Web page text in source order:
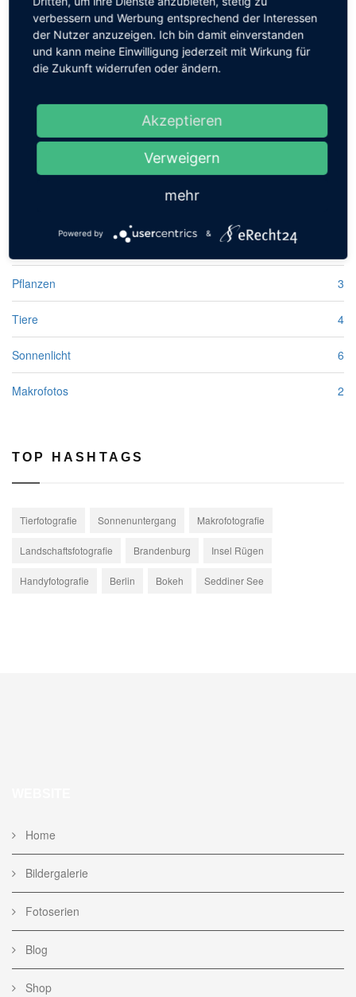
FOTOS AUS DER NATUR
Pflanzen 3
Tiere 4
Sonnenlicht 6
Makrofotos 2
TOP HASHTAGS
Tierfotografie Sonnenuntergang Makrofotografie
Landschaftsfotografie Brandenburg Insel Rügen
Handyfotografie Berlin Bokeh Seddiner See
Home
Bildergalerie
Fotoserien
Blog
Shop
verbessern und Werbung entsprechend der Interessen
der Nutzer anzuzeigen. Ich bin damit einverstanden
und kann meine Einwilligung jederzeit mit Wirkung für
die Zukunft widerrufen oder ändern.
Akzeptieren
Verweigern
mehr
Powered by &